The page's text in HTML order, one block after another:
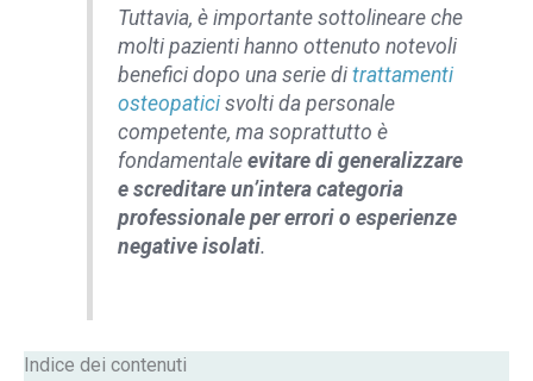
Tuttavia, è importante sottolineare che
molti pazienti hanno ottenuto notevoli
benefici dopo una serie di trattamenti
osteopatici svolti da personale
competente, ma soprattutto è
fondamentale evitare di generalizzare
e screditare un’intera categoria
professionale per errori o esperienze
negative isolati.
Indice dei contenuti